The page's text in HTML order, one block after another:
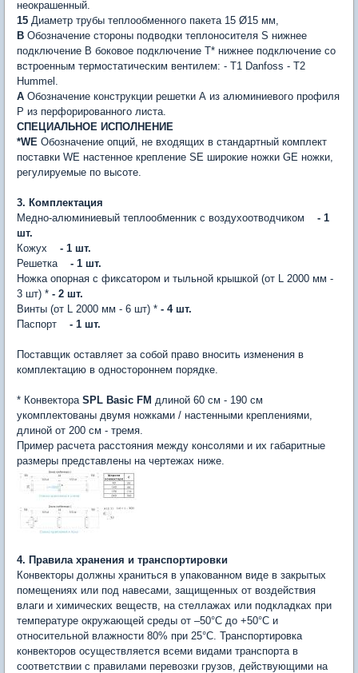
неокрашенный.
15 Диаметр трубы теплообменного пакета 15 Ø15 мм,
B Обозначение стороны подводки теплоносителя S нижнее
подключение B боковое подключение T* нижнее подключение со
встроенным термостатическим вентилем: - T1 Danfoss - T2
Hummel.
A Обозначение конструкции решетки А из алюминиевого профиля
P из перфорированного листа.
СПЕЦИАЛЬНОЕ ИСПОЛНЕНИЕ
*WE Обозначение опций, не входящих в стандартный комплект
поставки WE настенное крепление SE широкие ножки GE ножки,
регулируемые по высоте.
3. Комплектация
Медно-алюминиевый теплообменник с воздухоотводчиком
- 1
шт.
Кожух - 1 шт.
Решетка - 1 шт.
Ножка опорная с фиксатором и тыльной крышкой (от L 2000 мм -
3 шт) * - 2 шт.
Винты (от L 2000 мм - 6 шт) * - 4 шт.
Паспорт - 1 шт.
Поставщик оставляет за собой право вносить изменения в
комплектацию в одностороннем порядке.
* Конвектора SPL Basic FM длиной 60 см - 190 см
укомплектованы двумя ножками / настенными креплениями,
длиной от 200 см - тремя.
Пример расчета расстояния между консолями и их габаритные
размеры представлены на чертежах ниже.
4. Правила хранения и транспортировки
Конвекторы должны храниться в упакованном виде в закрытых
помещениях или под навесами, защищенных от воздействия
влаги и химических веществ, на стеллажах или подкладках при
температуре окружающей среды от –50°С до +50°С и
относительной влажности 80% при 25°С. Транспортировка
конвекторов осуществляется всеми видами транспорта в
соответствии с правилами перевозки грузов, действующими на